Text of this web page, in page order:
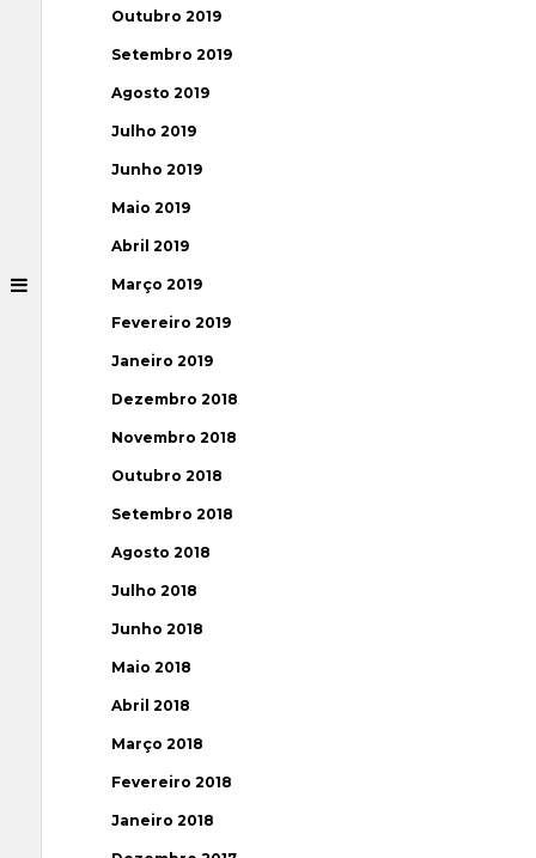
Outubro 2019
Setembro 2019
Agosto 2019
Julho 2019
Junho 2019
Maio 2019
Abril 2019
Março 2019
Fevereiro 2019
Janeiro 2019
Dezembro 2018
Novembro 2018
Outubro 2018
Setembro 2018
Agosto 2018
Julho 2018
Junho 2018
Maio 2018
Abril 2018
Março 2018
Fevereiro 2018
Janeiro 2018